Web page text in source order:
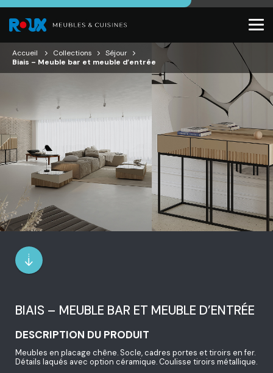
Accueil Collections
Séjour
Biais – Meuble bar et meuble d’entrée
BIAIS – MEUBLE BAR ET MEUBLE D’ENTRÉE
DESCRIPTION DU PRODUIT
Meubles en placage chêne. Socle, cadres portes et tiroirs en fer.
Détails laqués avec option céramique. Coulisse tiroirs métallique.